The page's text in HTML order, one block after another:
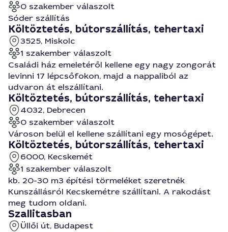
0 szakember válaszolt
Sóder szállítás
Költöztetés, bútorszállítás, tehertaxi
3525, Miskolc
1 szakember válaszolt
Családi ház emeletéről kellene egy nagy zongorát
levinni 17 lépcsőfokon, majd a nappaliból az
udvaron át elszállítani.
Költöztetés, bútorszállítás, tehertaxi
4032, Debrecen
0 szakember válaszolt
Városon belül el kellene szállítani egy mosógépet.
Költöztetés, bútorszállítás, tehertaxi
6000, Kecskemét
1 szakember válaszolt
kb. 20-30 m3 építési törmeléket szeretnék
Kunszállásról Kecskemétre szállítani. A rakodást
meg tudom oldani.
Szallitasban
Üllői út, Budapest